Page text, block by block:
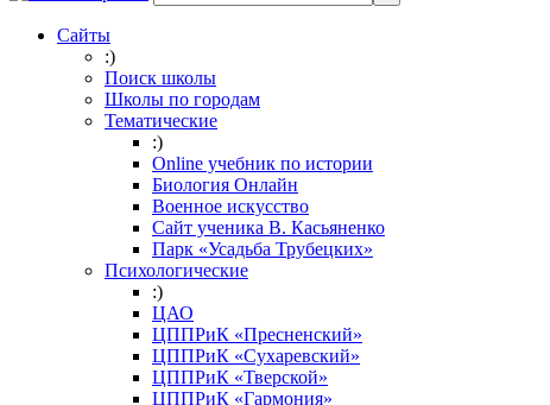
Сайты
:)
Поиск школы
Школы по городам
Тематические
:)
Online учебник по истории
Биология Онлайн
Военное искусство
Cайт ученика В. Касьяненко
Парк «Усадьба Трубецких»
Психологические
:)
ЦАО
ЦППРиК «Пресненский»
ЦППРиК «Сухаревский»
ЦППРиК «Тверской»
ЦППРиК «Гармония»